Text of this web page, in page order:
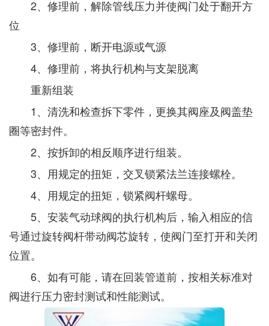
2、修理前，解除管线压力并使阀门处于翻开方
位
3、修理前，断开电源或气源
4、修理前，将执行机构与支架脱离
重新组装
1、清洗和检查拆下零件，更换其阀座及阀盖垫
圈等密封件。
2、按拆卸的相反顺序进行组装。
3、用规定的扭矩，交叉锁紧法兰连接螺栓。
4、用规定的扭矩，锁紧阀杆螺母。
5、安装气动球阀的执行机构后，输入相应的信
号通过旋转阀杆带动阀芯旋转，使阀门至打开和关闭
位置。
6、如有可能，请在回装管道前，按相关标准对
阀进行压力密封测试和性能测试。